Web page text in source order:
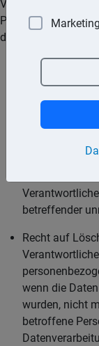
Verarbeitung seiner
den zuständigen
Auskunft zu
über ihn
sich auch
Daten
welche
betreffender
Recht auf
wenn die
wurden, nicht
betroffene
Marketing